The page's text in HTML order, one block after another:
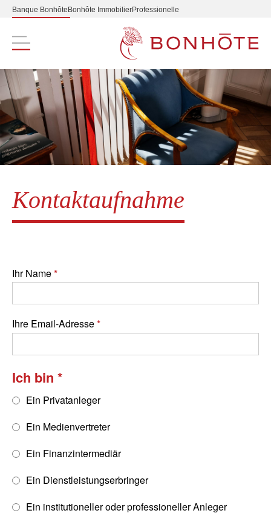
Banque Bonhôte Bonhôte ImmobilierProfessionelle
Navigation principale
Kontaktaufnahme
Ihr Name
Ihre Email-Adresse
Ich bin
Ein Privatanleger
Ein Medienvertreter
Ein Finanzintermediär
Ein Dienstleistungserbringer
Ein institutioneller oder professioneller Anleger